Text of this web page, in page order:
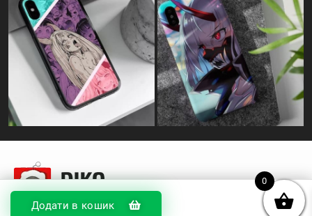
Додати в кошик
0